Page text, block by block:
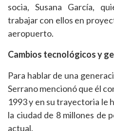
socia, Susana García,
trabajar con ellos en
aeropuerto.
Cambios tecnológicos y
Para hablar de una
Serrano mencionó que él
1993 y en su trayectoria le
la ciudad de 8 millones de
actual.